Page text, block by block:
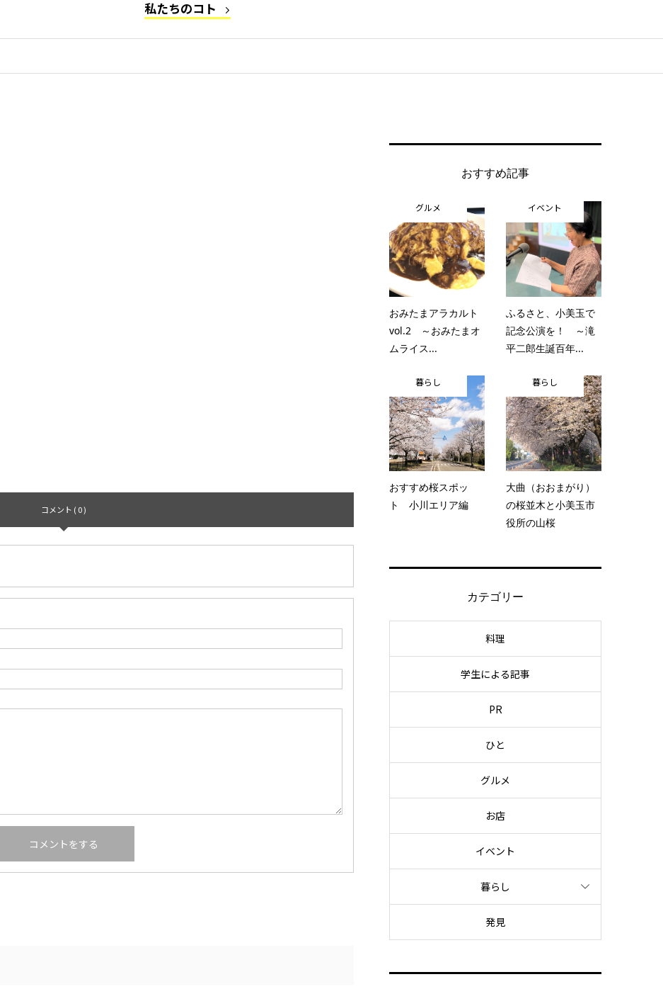
私たちのコト
コメント ( 0 )
おすすめ記事
グルメ
おみたまアラカルト
vol.2 ～おみたまオ
ムライス...
イベント
ふるさと、小美玉で
記念公演を！ ～滝
平二郎生誕百年...
暮らし
おすすめ桜スポッ
ト 小川エリア編
暮らし
大曲（おおまがり）
の桜並木と小美玉市
役所の山桜
カテゴリー
料理
学生による記事
PR
ひと
グルメ
お店
イベント
暮らし
発見